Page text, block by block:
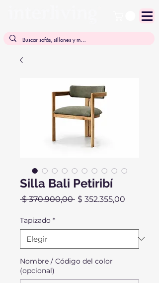
Silla Bali Petiribí
$ 370.900,00 Precio
$ 352.355,00
Tapizado *
Nombre / Código del color
(opcional)